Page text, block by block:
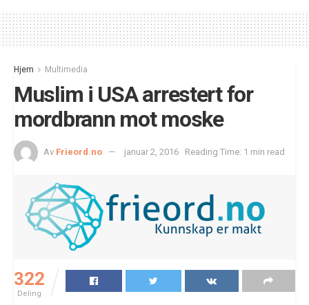
Hjem Multimedia
Muslim i USA arrestert for
mordbrann mot moske
Av Frieord.no januar 2, 2016 Reading Time: 1 min read
322
Deling